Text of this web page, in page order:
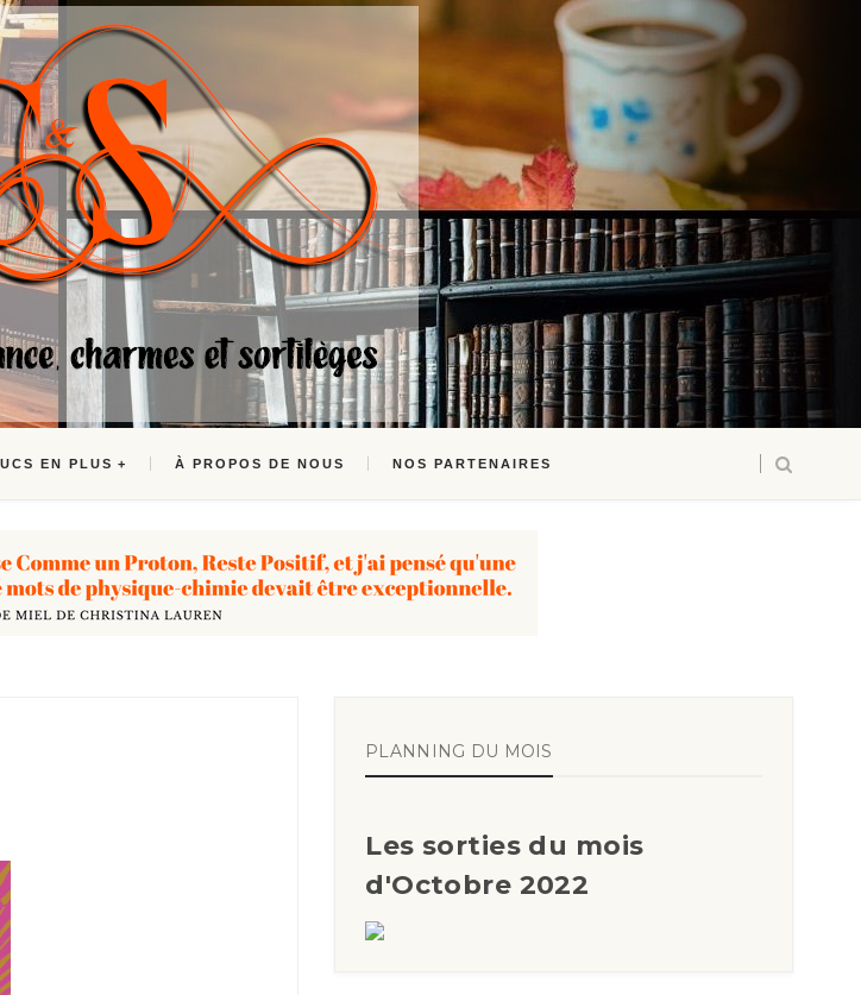
EN PLUS À PROPOS DE NOUS NOS PARTENAIRES
PLANNING DU MOIS
Les sorties du mois
d'Octobre 2022